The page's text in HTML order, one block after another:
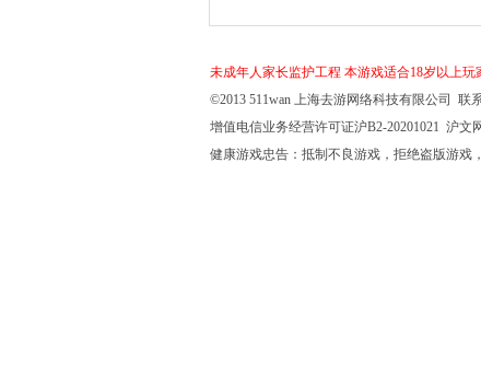
未成年人家长监护工程 本游戏适合18岁以上玩
©2013 511wan 上海去游网络科技有限公司 联
增值电信业务经营许可证沪B2-20201021 沪文
健康游戏忠告：抵制不良游戏，拒绝盗版游戏